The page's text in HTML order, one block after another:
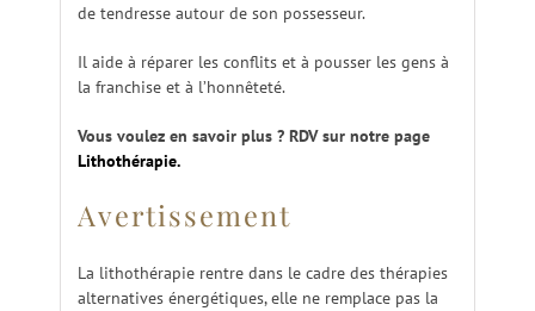
de tendresse autour de son possesseur.
Il aide à réparer les conflits et à pousser les gens à
la franchise et à l’honnêteté.
Vous voulez en savoir plus ? RDV sur notre page
Lithothérapie.
Avertissement
La lithothérapie rentre dans le cadre des thérapies
alternatives énergétiques, elle ne remplace pas la